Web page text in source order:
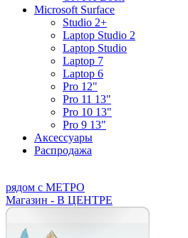
Microsoft Surface
Studio 2+
Laptop Studio 2
Laptop Studio
Laptop 7
Laptop 6
Pro 12"
Pro 11 13"
Pro 10 13"
Pro 9 13"
Аксессуары
Распродажа
рядом с МЕТРО
Магазин - В ЦЕНТРЕ